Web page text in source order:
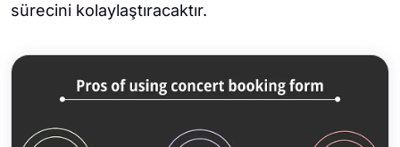
sürecini kolaylaştıracaktır.